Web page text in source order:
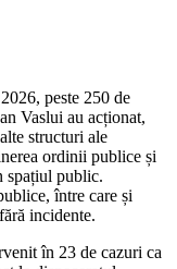
peste 250 de
Vaslui au acționat,
structuri ale
ordinii publice și
spațiul public.
între care și
incidente.
în 23 de cazuri ca